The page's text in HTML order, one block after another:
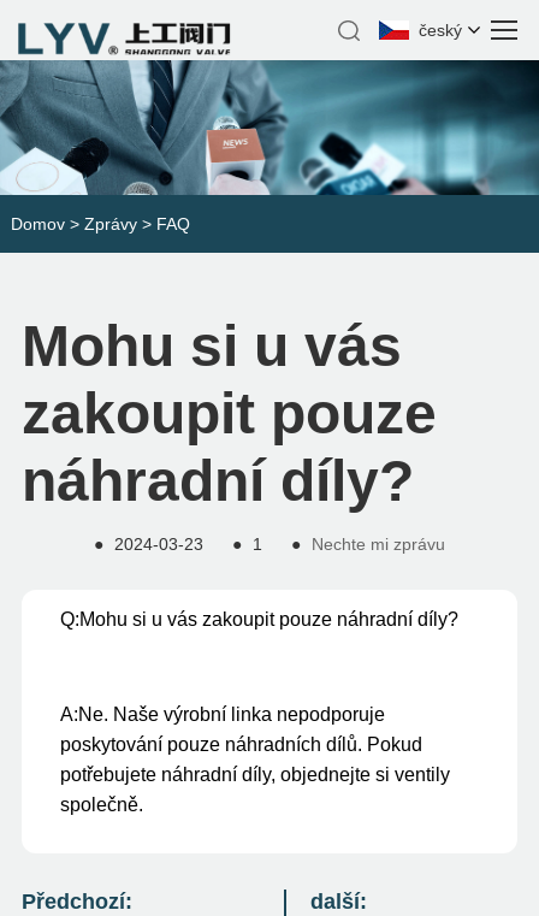
český
Domov > Zprávy> FAQ
Mohu si u vás
zakoupit pouze
náhradní díly?
● 2024-03-23 ● 1 ● Nechte mi zprávu
Q:Mohu si u vás zakoupit pouze náhradní díly?
A:Ne. Naše výrobní linka nepodporuje
poskytování pouze náhradních dílů. Pokud
potřebujete náhradní díly, objednejte si ventily
společně.
Předchozí: další: